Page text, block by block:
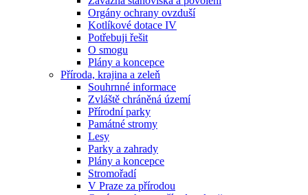
Orgány ochrany ovzduší
Kotlíkové dotace IV
Potřebuji řešit
O smogu
Plány a koncepce
Příroda, krajina a zeleň
Souhrnné informace
Zvláště chráněná území
Přírodní parky
Památné stromy
Lesy
Parky a zahrady
Plány a koncepce
Stromořadí
V Praze za přírodou